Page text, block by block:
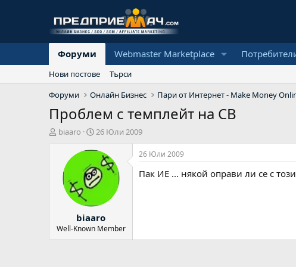
Форуми Webmaster Marketplace
Нови постове
Търси
Форуми
Онлайн Бизнес Пари от Интернет - Make Money
Проблем с темплейт на CB
А
biaaro
Н
ч
а
л
н
д
а
т
а
26 Юли 2009
biaaro
Well-Known Member
26 Юли 2009
Пак ИЕ ... някой оправи ли се с